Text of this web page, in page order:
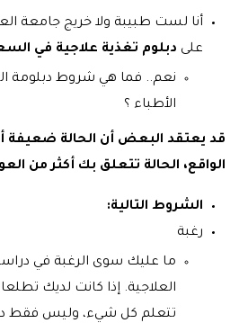
أنا لست طبيبة ولا خريج جامعة
على دبلوم تغذية علاجية في
نعم.. فما هي شروط دبلومة
الأطباء ؟
قد يعتقد البعض أن الحالة ضعيفة
الواقع، الحالة تتعلق بك أكثر من
الشروط التالية:
رغبة
ما عليك سوى الرغبة في
العلاجية. إذا كانت لديك
تتعلم كل شيء، وليس فقط